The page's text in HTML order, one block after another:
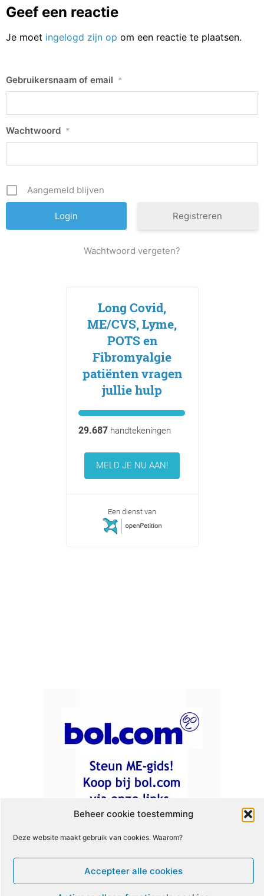
Beheer cookie toestemming
Deze website maakt gebruik van cookies. Waarom?
Accepteer alle cookies
Geef een reactie
Je moet ingelogd zijn op om een reactie te plaatsen.
Gebruikersnaam of email *
Wachtwoord *
Aangemeld blijven
Registreren
Wachtwoord vergeten?
Long Covid,
ME/CVS, Lyme,
POTS en
Fibromyalgie
patiënten vragen
jullie hulp
29.687handtekeningen
MELD JE NU AAN!
Een dienst van